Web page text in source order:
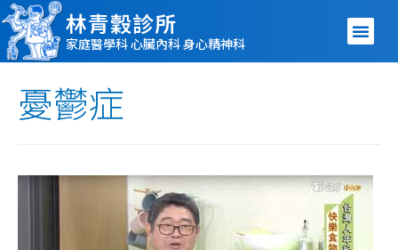
林青穀診所
家庭醫學科 心臟內科 身心精神科
憂鬱症